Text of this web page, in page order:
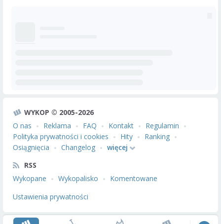
WYKOP © 2005-2026
O nas
Reklama FAQ Kontakt
Regulamin
Polityka prywatności i cookies
Hity
Ranking
Osiągnięcia
Changelog
więcej
RSS
Wykopane
Wykopalisko
Komentowane
Ustawienia prywatności